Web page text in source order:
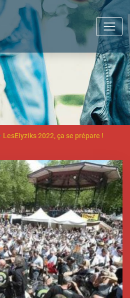
LesElyziks 2022, ça se prépare !